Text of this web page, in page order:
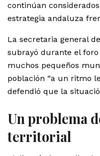
continúan
estrategia andaluza
La secretaria general
subrayó durante el
muchos pequeños
población “a un ritmo
defendió que la
Un problema
territorial